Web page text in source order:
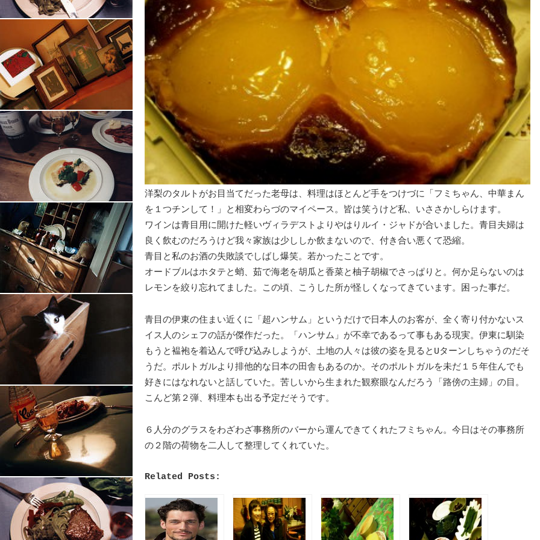
洋梨のタルトがお目当てだった老母は、料理はほとんど手をつけづに「フミちゃん、中華まん
を１つチンして！」と相変わらづのマイペース。皆は笑うけど私、いささかしらけます。
ワインは青目用に開けた軽いヴィラデストよりやはりルイ・ジャドが合いました。青目夫婦は
良く飲むのだろうけど我々家族は少ししか飲まないので、付き合い悪くて恐縮。
青目と私のお酒の失敗談でしばし爆笑。若かったことです。
オードブルはホタテと蛸、茹で海老を胡瓜と香菜と柚子胡椒でさっぱりと。何か足らないのは
レモンを絞り忘れてました。この頃、こうした所が怪しくなってきています。困った事だ。
青目の伊東の住まい近くに「超ハンサム」というだけで日本人のお客が、全く寄り付かないス
イス人のシェフの話が傑作だった。「ハンサム」が不幸であるって事もある現実。伊東に馴染
もうと褞袍を着込んで呼び込みしようが、土地の人々は彼の姿を見るとUターンしちゃうのだそ
うだ。ポルトガルより排他的な日本の田舎もあるのか。そのポルトガルを未だ１５年住んでも
好きにはなれないと話していた。苦しいから生まれた観察眼なんだろう「路傍の主婦」の目。
こんど第２弾、料理本も出る予定だそうです。
６人分のグラスをわざわざ事務所のバーから運んできてくれたフミちゃん。今日はその事務所
の２階の荷物を二人して整理してくれていた。
Related Posts: